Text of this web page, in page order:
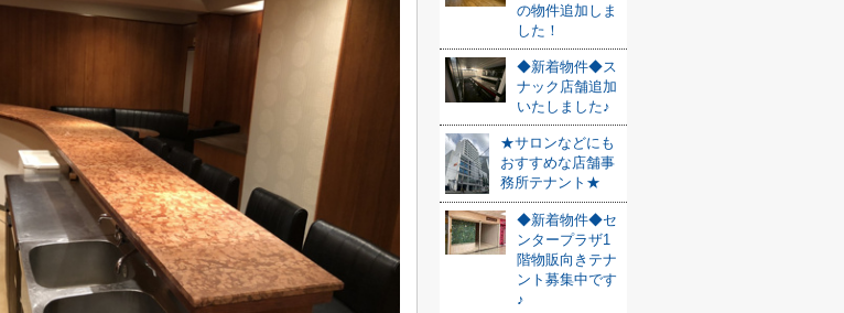
の物件追加しま
した！
◆新着物件◆ス
ナック店舗追加
いたしました♪
★サロンなどにも
おすすめな店舗事
務所テナント★
◆新着物件◆セ
ンタープラザ1
階物販向きテナ
ント募集中です
♪